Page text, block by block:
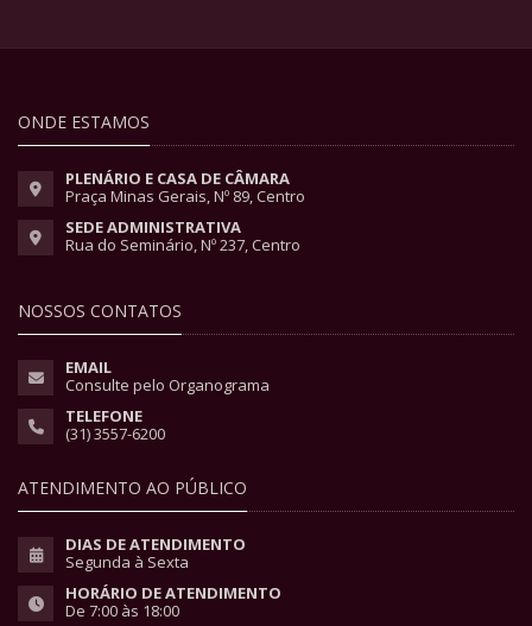
ONDE ESTAMOS
PLENÁRIO E CASA DE CÂMARA
Praça Minas Gerais, Nº 89, Centro
SEDE ADMINISTRATIVA
Rua do Seminário, Nº 237, Centro
NOSSOS CONTATOS
EMAIL
Consulte pelo Organograma
TELEFONE
(31) 3557-6200
ATENDIMENTO AO PÚBLICO
DIAS DE ATENDIMENTO
Segunda à Sexta
HORÁRIO DE ATENDIMENTO
De 7:00 às 18:00